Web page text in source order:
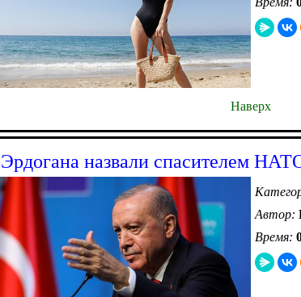
Наверх
Эрдогана назвали спасителем
Автор:
Время: